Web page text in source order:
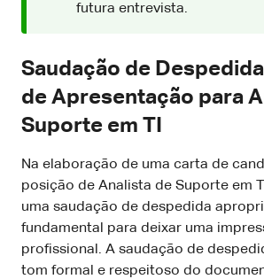
futura entrevista.
Saudação de
de Apresentação para
Suporte em TI
Na elaboração de uma carta de
posição de Analista de Suporte em
uma saudação de despedida
fundamental para deixar uma
profissional. A saudação de
tom formal e respeitoso do